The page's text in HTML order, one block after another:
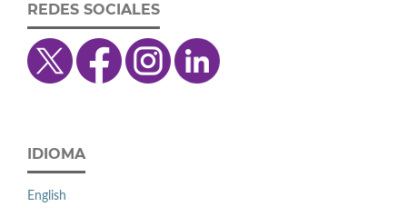
REDES SOCIALES
IDIOMA
English